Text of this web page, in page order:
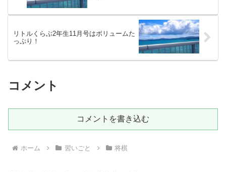
リトルくらぶ2年生11月号はボリュームた
っぷり！
コメント
コメントを書き込む
ホーム 習いごと 将棋